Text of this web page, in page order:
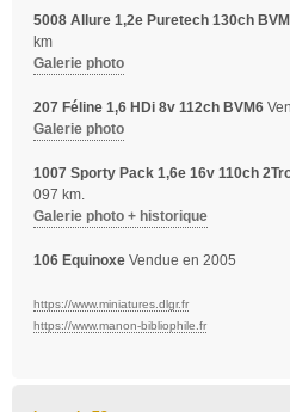
5008 Allure 1,2e Puretech 130ch
km
Galerie photo
207 Féline 1,6 HDi 8v 112ch BVM6
Galerie photo
1007 Sporty Pack 1,6e 16v 110ch
097 km.
Galerie photo + historique
106 Equinoxe Vendue en 2005
https://www.miniatures.dlgr.fr
https://www.manon-bibliophile.fr